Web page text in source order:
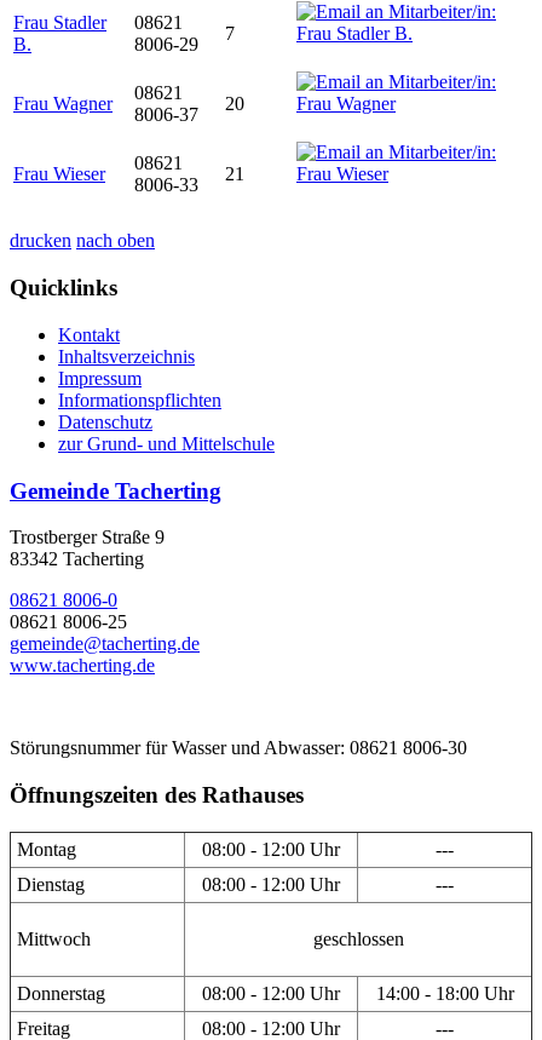
Frau Stadler
B.
08621
8006-29
7
Frau Wagner
08621
8006-37
20
Frau Wieser
08621
8006-33
21
drucken nach oben
Quicklinks
Kontakt
Inhaltsverzeichnis
Impressum
Informationspflichten
Datenschutz
zur Grund- und Mittelschule
Gemeinde Tacherting
Trostberger Straße 9
83342 Tacherting
08621 8006-0
08621 8006-25
gemeinde@tacherting.de
www.tacherting.de
Störungsnummer für Wasser und Abwasser: 08621 8006-30
Öffnungszeiten des Rathauses
Montag 08:00 - 12:00 Uhr
---
Dienstag
08:00 - 12:00 Uhr ---
Mittwoch geschlossen
Donnerstag 08:00 - 12:00 Uhr
14:00 - 18:00 Uhr
Freitag
08:00 - 12:00 Uhr ---